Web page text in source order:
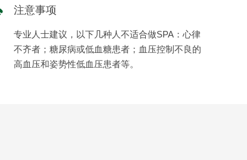
注意事项
专业人士建议，以下几种人不适合做SPA：心律
不齐者；糖尿病或低血糖患者；血压控制不良的
高血压和姿势性低血压患者等。